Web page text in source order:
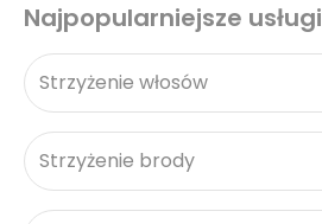
Najpopularniejsze usługi
Strzyżenie włosów
Strzyżenie brody